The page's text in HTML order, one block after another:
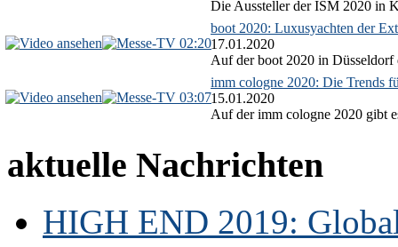
Die Aussteller der ISM 2020 in
02:20
boot 2020: Luxusyachten der
17.01.2020
Auf der boot 2020 in Düsseldorf
03:07
imm cologne 2020: Die Trends
15.01.2020
Auf der imm cologne 2020 gibt
aktuelle Nachrichten
HIGH END 2019: